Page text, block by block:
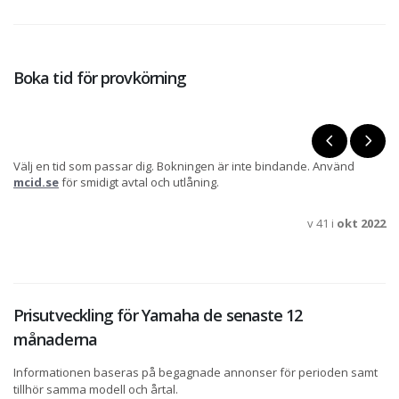
Boka tid för provkörning
Välj en tid som passar dig. Bokningen är inte bindande. Använd
mcid.seför smidigt avtal och utlåning.
v 41 i okt 2022
Prisutveckling för Yamaha de senaste 12
månaderna
Informationen baseras på begagnade annonser för perioden samt
tillhör samma modell och årtal.